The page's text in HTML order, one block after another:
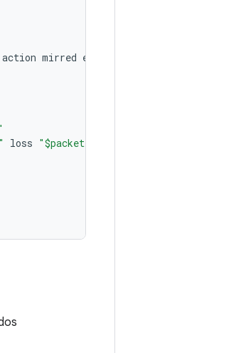
action mirred egress
loss "$packetloss"